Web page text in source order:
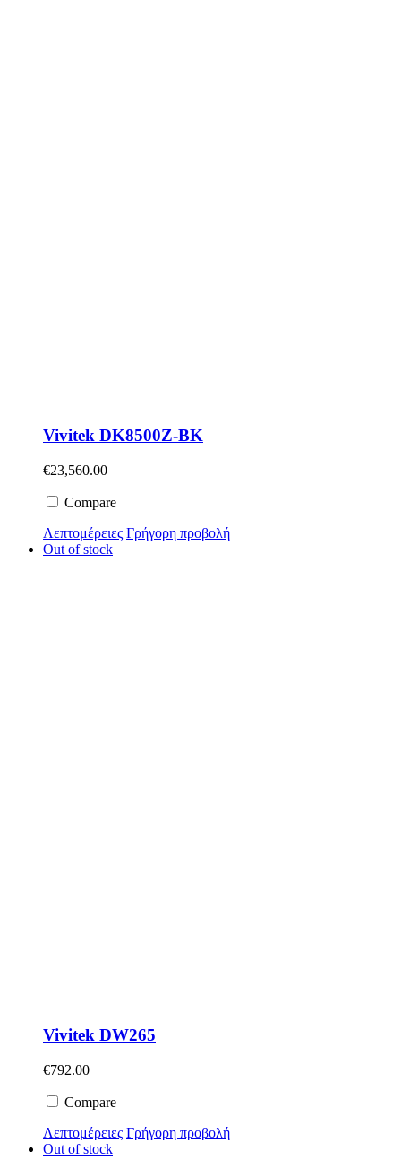
Vivitek DK8500Z-BK
€23,560.00
Compare
Λεπτομέρειες Γρήγορη προβολή
Out of stock
Vivitek DW265
€792.00
Compare
Λεπτομέρειες Γρήγορη προβολή
Out of stock